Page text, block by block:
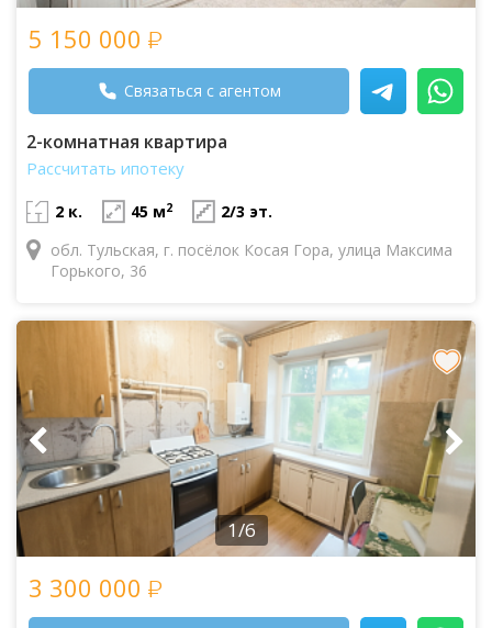
5 150 000
Связаться с агентом
2-комнатная квартира
Рассчитать ипотеку
2 к. 45 м2
2/3 эт.
обл. Тульская, г. посёлок Косая Гора, улица Максима
Горького, 36
1/6
3 300 000